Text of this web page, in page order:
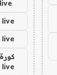
live
live
live